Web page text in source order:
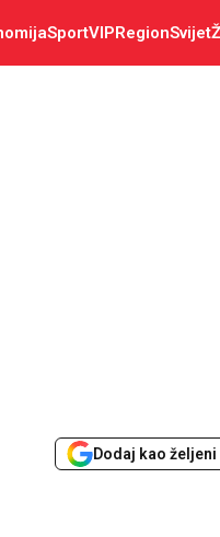
SportVIPRegionSvijet
Dodaj kao